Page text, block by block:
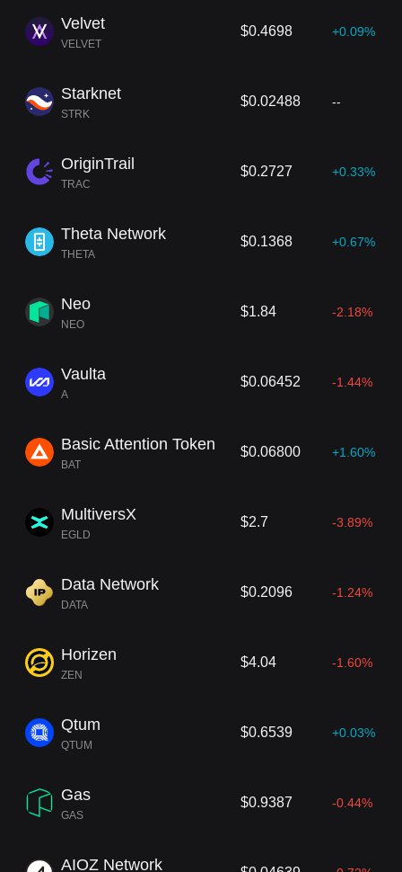
Velvet
VELVET
$0.4698 +0.09%
Starknet
STRK
$0.02488 --
OriginTrail
TRAC
$0.2727 +0.33%
Theta Network
THETA
$0.1368 +0.67%
Neo
NEO
$1.84 -2.18%
Vaulta
A
$0.06452 -1.44%
Basic Attention Token
BAT
$0.06800 +1.60%
MultiversX
EGLD
$2.7 -3.89%
Data Network
DATA
$0.2096 -1.24%
Horizen
ZEN
$4.04 -1.60%
Qtum
QTUM
$0.6539 +0.03%
Gas
GAS
$0.9387 -0.44%
AIOZ Network